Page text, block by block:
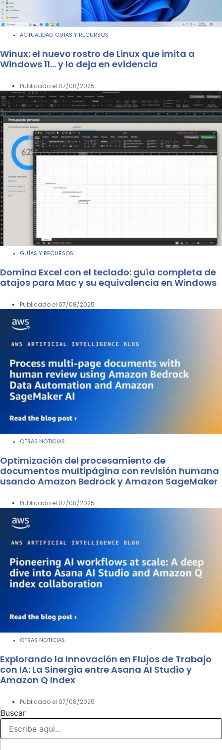
ACTUALIDAD, GUÍAS Y RECURSOS
Winux: el nuevo rostro de Linux que imita a
Windows 11… y lo deja en evidencia
Publicado el 07/08/2025
GUÍAS Y RECURSOS
Domina Excel con el teclado: guía completa de
atajos para Mac y su equivalencia en Windows
Publicado el 07/08/2025
OTRAS NOTICIAS
Optimización del procesamiento de
documentos multipágina con revisión humana
usando Amazon Bedrock y Amazon SageMaker
Publicado el 07/08/2025
OTRAS NOTICIAS
Explorando la Innovación en Flujos de Trabajo
con IA: La Sinergia entre Asana AI Studio y
Amazon Q Index
Publicado el 07/08/2025
Buscar